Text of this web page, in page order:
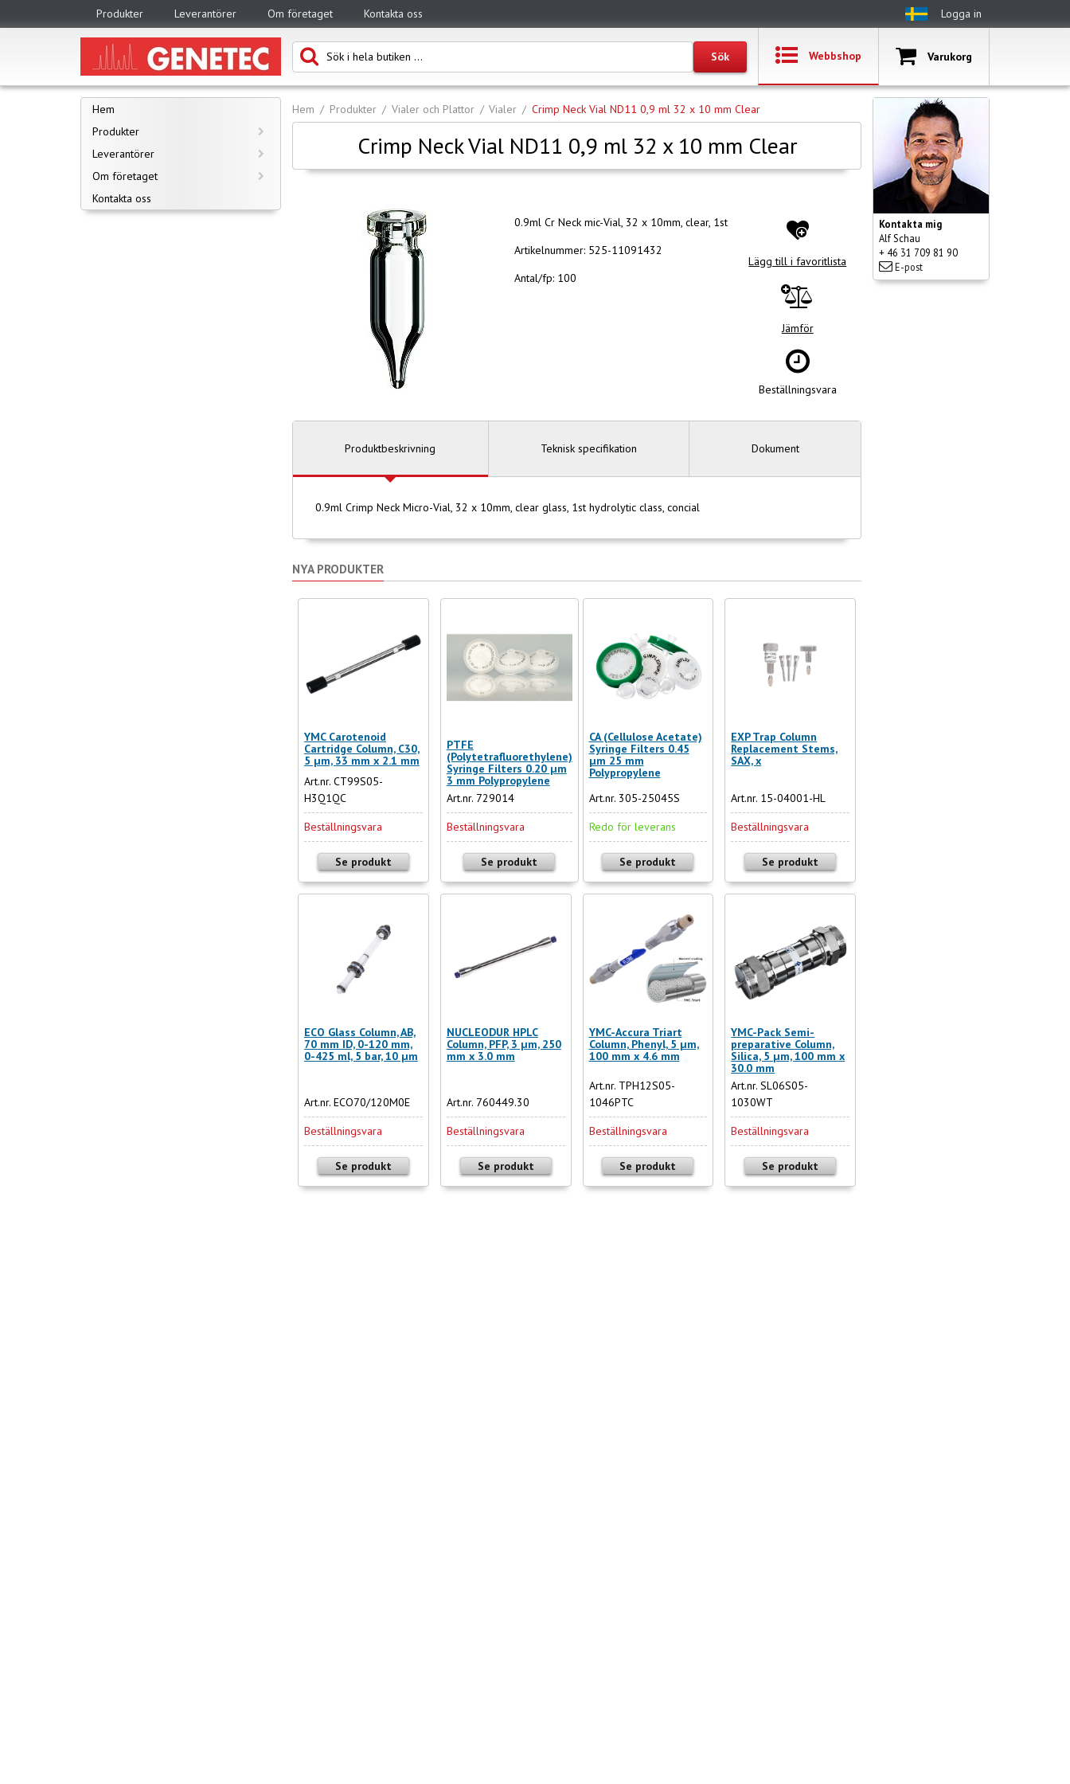
Produkter Leverantörer Om företaget Kontakta oss Logga in
Webbshop Varukorg
Hem
Produkter
Leverantörer
Om företaget
Kontakta oss
Hem Produkter Vialer och Plattor Vialer Crimp Neck Vial ND11 0,9 ml 32 x 10 mm Clear
Crimp Neck Vial ND11 0,9 ml 32 x 10 mm Clear
0.9ml Cr Neck mic-Vial, 32 x 10mm, clear, 1st
Artikelnummer: 525-11091432
Antal/fp: 100
Lägg till i favoritlista
Jämför
Beställningsvara
Produktbeskrivning Teknisk specifikation Dokument
0.9ml Crimp Neck Micro-Vial, 32 x 10mm, clear glass, 1st hydrolytic class, concial
NYA PRODUKTER
YMC Carotenoid
Cartridge Column, C30,
5 µm, 33 mm x 2.1 mm
Art.nr. CT99S05-
H3Q1QC
Beställningsvara
Se produkt
PTFE
(Polytetrafluorethylene)
Syringe Filters 0.20 µm
3 mm Polypropylene
Art.nr. 729014
Beställningsvara
Se produkt
CA (Cellulose Acetate)
Syringe Filters 0.45
µm 25 mm
Polypropylene
Art.nr. 305-25045S
Redo för leverans
Se produkt
EXP Trap Column
Replacement Stems,
SAX, x
Art.nr. 15-04001-HL
Beställningsvara
Se produkt
ECO Glass Column, AB,
70 mm ID, 0-120 mm,
0-425 ml, 5 bar, 10 µm
Art.nr. ECO70/120M0E
Beställningsvara
Se produkt
NUCLEODUR HPLC
Column, PFP, 3 µm, 250
mm x 3.0 mm
Art.nr. 760449.30
Beställningsvara
Se produkt
YMC-Accura Triart
Column, Phenyl, 5 µm,
100 mm x 4.6 mm
Art.nr. TPH12S05-
1046PTC
Beställningsvara
Se produkt
YMC-Pack Semi-
preparative Column,
Silica, 5 µm, 100 mm x
30.0 mm
Art.nr. SL06S05-
1030WT
Beställningsvara
Se produkt
Kontakta mig
Alf Schau
+ 46 31 709 81 90
E-post